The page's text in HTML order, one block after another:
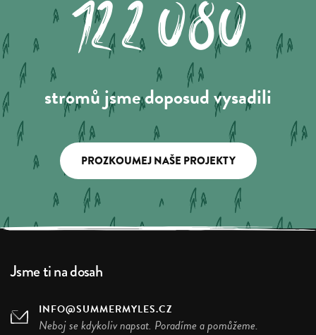
122.080
stromů jsme doposud vysadili
PROZKOUMEJ NAŠE PROJEKTY
Jsme ti na dosah
INFO@SUMMERMYLES.CZ
Neboj se kdykoliv napsat. Poradíme a pomůžeme.